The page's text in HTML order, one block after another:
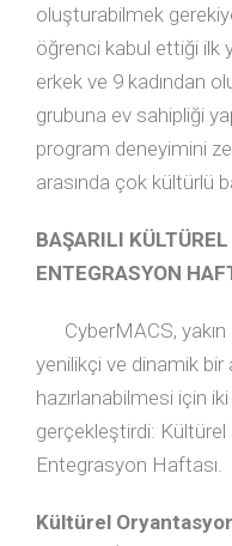
oluşturabilmek
öğrenci kabul ettiği ilk
erkek ve 9 kadından
grubuna ev sahipliği
program deneyimini
arasında çok kültürlü
BAŞARILI
ENTEGRASYON
CyberMACS,
yenilikçi ve dinamik
hazırlanabilmesi için
gerçekleştirdi:
Entegrasyon Haftası.
Kültürel